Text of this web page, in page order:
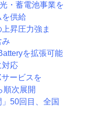
・蓄電池事業を
を供給
昇圧力強ま
み
を拡張可能
対応
ービスを
順次展開
50回目、全国